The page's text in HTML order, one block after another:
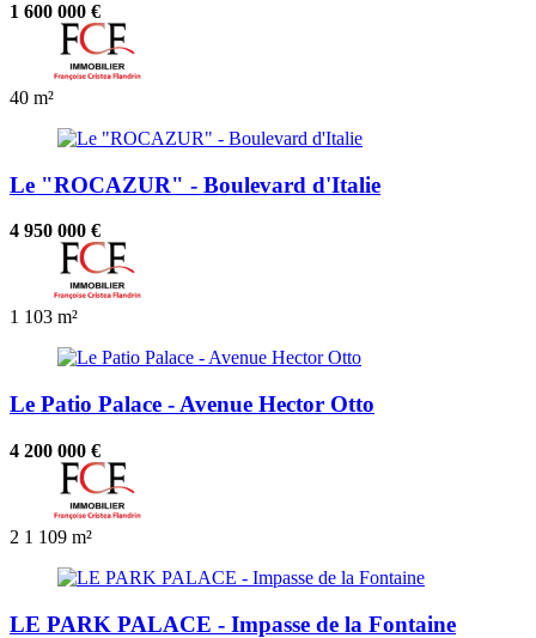
1 600 000 €
40 m²
Le "ROCAZUR" - Boulevard d'Italie
4 950 000 €
1 103 m²
Le Patio Palace - Avenue Hector Otto
4 200 000 €
2 1 109 m²
LE PARK PALACE - Impasse de la Fontaine